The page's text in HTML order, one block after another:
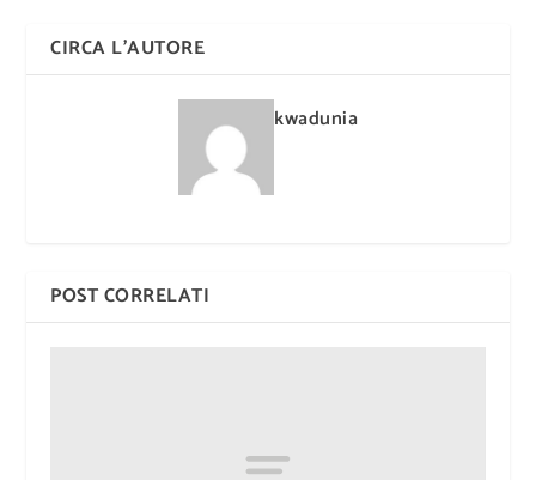
CIRCA L'AUTORE
kwadunia
POST CORRELATI